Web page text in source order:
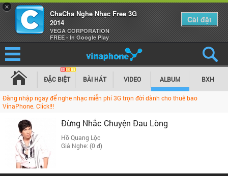
×
ChaCha Nghe Nhạc Free 3G
2014
VEGA CORPORATION
FREE - In Google Play
Cài đặt
ĐẶC BIỆT BÀI HÁT VIDEO ALBUM BXH
Đăng nhập ngay để nghe nhạc miễn phí 3G trọn đời dành cho thuê bao
VinaPhone. Click!!!
Đừng Nhắc Chuyện Đau Lòng
Hồ Quang Lộc
Giá Nghe: (0 đ)